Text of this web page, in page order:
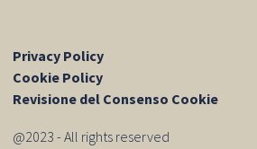
Privacy Policy
Cookie Policy
Revisione del Consenso Cookie
@2023 - All rights reserved